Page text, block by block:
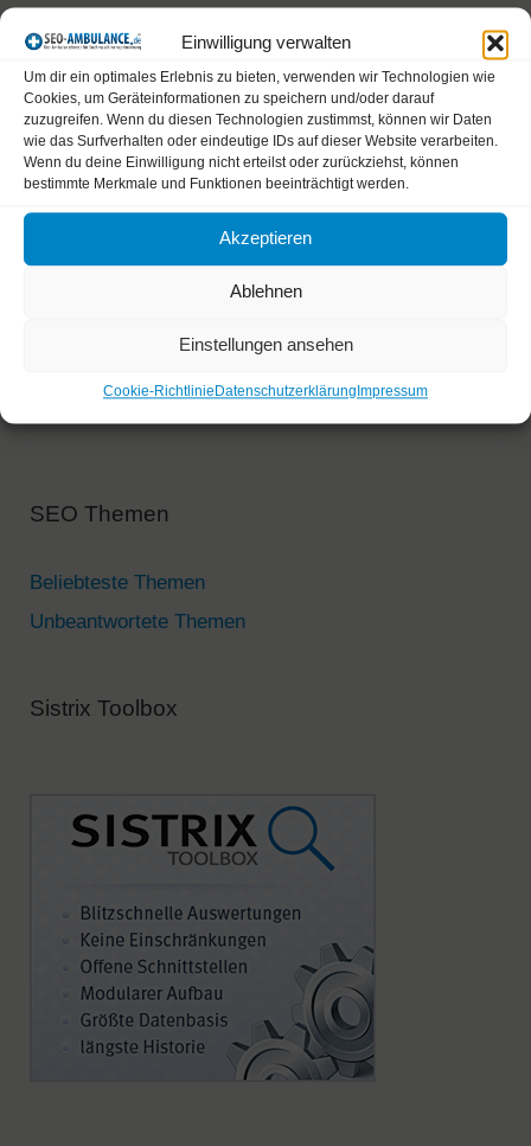
Einwilligung verwalten
Um dir ein optimales Erlebnis zu bieten, verwenden wir Technologien wie
Cookies, um Geräteinformationen zu speichern und/oder darauf
zuzugreifen. Wenn du diesen Technologien zustimmst, können wir Daten
wie das Surfverhalten oder eindeutige IDs auf dieser Website verarbeiten.
Wenn du deine Einwilligung nicht erteilst oder zurückziehst, können
bestimmte Merkmale und Funktionen beeinträchtigt werden.
Akzeptieren
Ablehnen
Einstellungen ansehen
Cookie-Richtlinie Datenschutzerklärung Impressum
Bitte gib eine Antwort in Ziffern ein:
17 − 17 =
Diese Website verwendet Akismet, um Spam zu
SEO Themen
Beliebteste Themen
Unbeantwortete Themen
Sistrix Toolbox